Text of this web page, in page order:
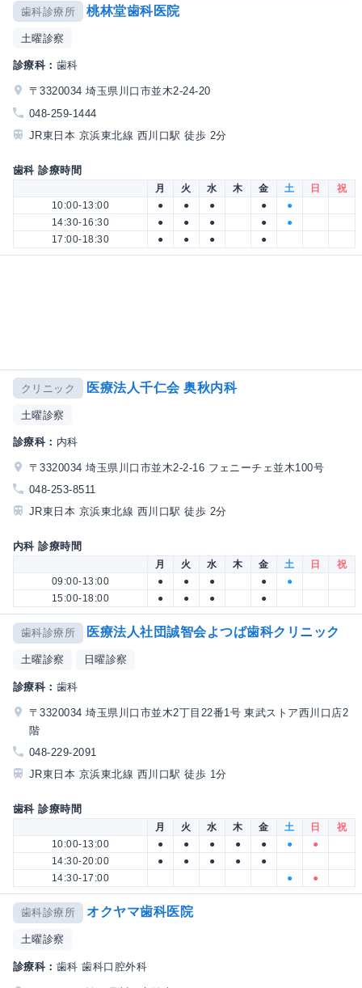
歯科診療所 桃林堂歯科医院
土曜診察
診療科： 歯科
〒3320034 埼玉県川口市並木2-24-20
048-259-1444
JR東日本 京浜東北線 西川口駅 徒歩 2分
歯科 診療時間
月 火 水 木 金 土 日
祝
10:00-13:00
● ● ● ●
●
14:30-16:30
● ● ● ●
●
17:00-18:30
● ● ● ●
クリニック 医療法人千仁会 奥秋内科
土曜診察
診療科： 内科
〒3320034 埼玉県川口市並木2-2-16 フェニーチェ並木100号
048-253-8511
JR東日本 京浜東北線 西川口駅 徒歩 2分
内科 診療時間
月 火 水 木 金 土 日
祝
09:00-13:00
● ● ● ●
●
15:00-18:00
● ● ● ●
歯科診療所 医療法人社団誠智会よつば歯科クリニック
土曜診察 日曜診察
診療科： 歯科
〒3320034 埼玉県川口市並木2丁目22番1号 東武ストア西川口店2
階
048-229-2091
JR東日本 京浜東北線 西川口駅 徒歩 1分
歯科 診療時間
月 火 水 木 金 土 日
祝
10:00-13:00
● ● ● ● ● ●
●
14:30-20:00
● ● ● ●
●
14:30-17:00
● ●
歯科診療所 オクヤマ歯科医院
土曜診察
診療科： 歯科 歯科口腔外科